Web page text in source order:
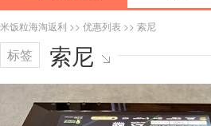
米饭粒海淘返利 >> 优惠列表 >> 索尼
标签 索尼